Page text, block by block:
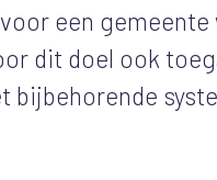
een gemeente
dit doel ook
bijbehorende